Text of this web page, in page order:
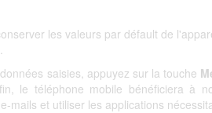
les valeurs par défault de
saisies, appuyez sur la touche
le téléphone mobile bénéficiera à
mails et utiliser les applications